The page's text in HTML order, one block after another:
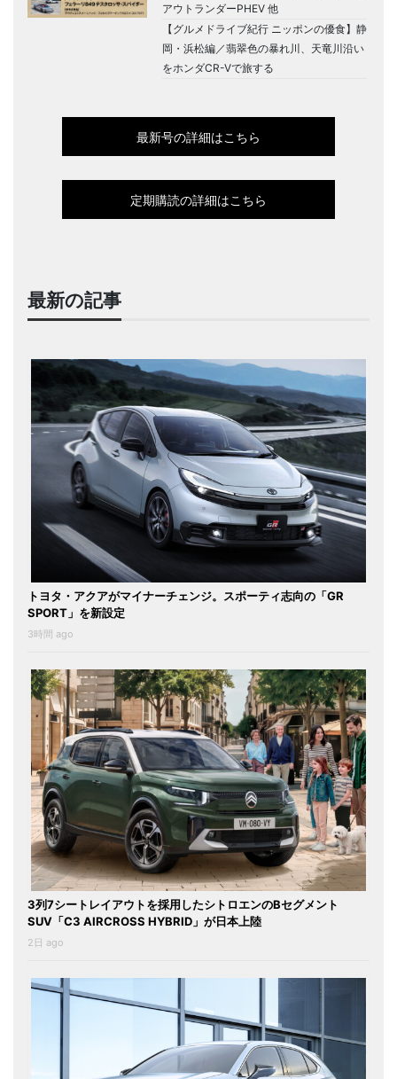
アウトランダーPHEV 他
【グルメドライブ紀行 ニッポンの優食】静
岡・浜松編／翡翠色の暴れ川、天竜川沿い
をホンダCR-Vで旅する
最新号の詳細はこちら
定期購読の詳細はこちら
最新の記事
トヨタ・アクアがマイナーチェンジ。スポーティ志向の「GR
SPORT」を新設定
3時間 ago
3列7シートレイアウトを採用したシトロエンのBセグメント
SUV「C3 AIRCROSS HYBRID」が日本上陸
2日 ago